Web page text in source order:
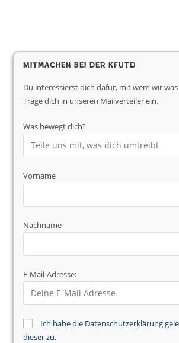
Mitmachen bei der KfUTD
Du interessierst dich dafür, mit wem wir
Trage dich in unseren Mailverteiler ein.
Was bewegt dich?
Vorname
Nachname
E-Mail-Adresse:
Ich habe die Datenschutzerklärung
dieser zu.